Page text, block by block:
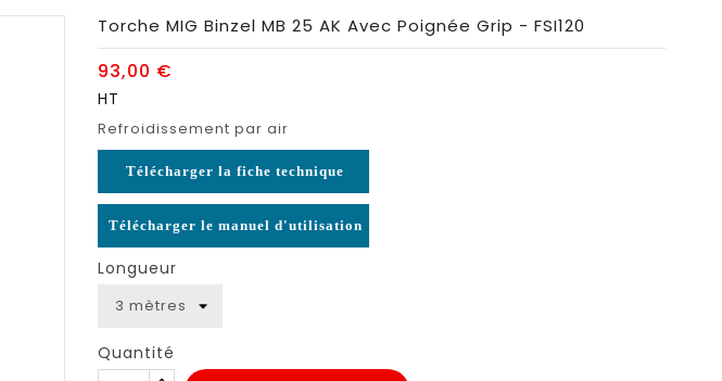
Torche MIG Binzel MB 25 AK Avec Poignée Grip - FSI120
93,00 €
HT
Refroidissement par air
Télécharger la fiche technique
Télécharger le manuel d'utilisation
Longueur
Quantité